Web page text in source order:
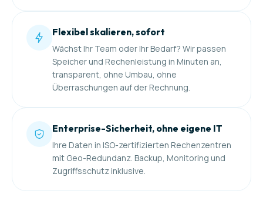
Flexibel skalieren, sofort
Wächst Ihr Team oder Ihr Bedarf? Wir passen
Speicher und Rechenleistung in Minuten an,
transparent, ohne Umbau, ohne
Überraschungen auf der Rechnung.
Enterprise-Sicherheit, ohne eigene IT
Ihre Daten in ISO-zertifizierten Rechenzentren
mit Geo-Redundanz. Backup, Monitoring und
Zugriffsschutz inklusive.